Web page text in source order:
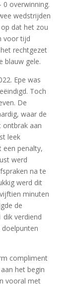
overwinning.
wedstrijden
dat het zou
voor tijd
rechtgezet
blauw gele.
Epe was
Toch
De
waar de
ontbrak aan
leek
penalty,
werd
na te
werd dit
minuten
de
dik verdiend
compliment
het begin
vooral met